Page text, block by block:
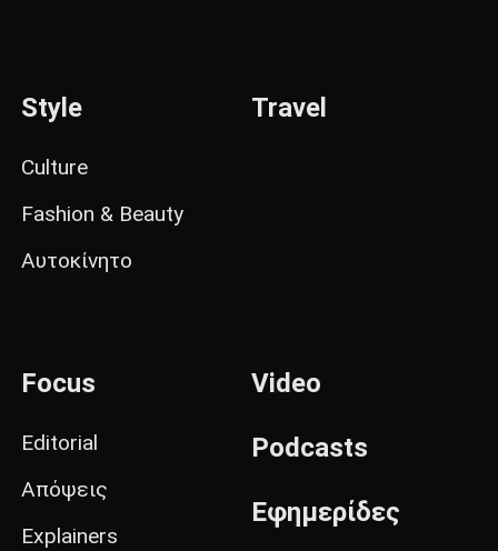
Style
Culture
Fashion & Beauty
Αυτοκίνητο
Travel
Focus
Editorial
Απόψεις
Explainers
Video
Podcasts
Εφημερίδες